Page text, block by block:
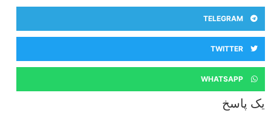
TELEGRAM
TWITTER
WHATSAPP
یک پاسخ